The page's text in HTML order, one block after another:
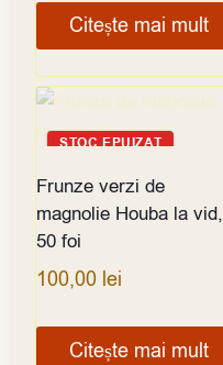
Citește mai mult
STOC EPUIZAT
Frunze verzi de
magnolie Houba la vid,
50 foi
100,00 lei
Citește mai mult